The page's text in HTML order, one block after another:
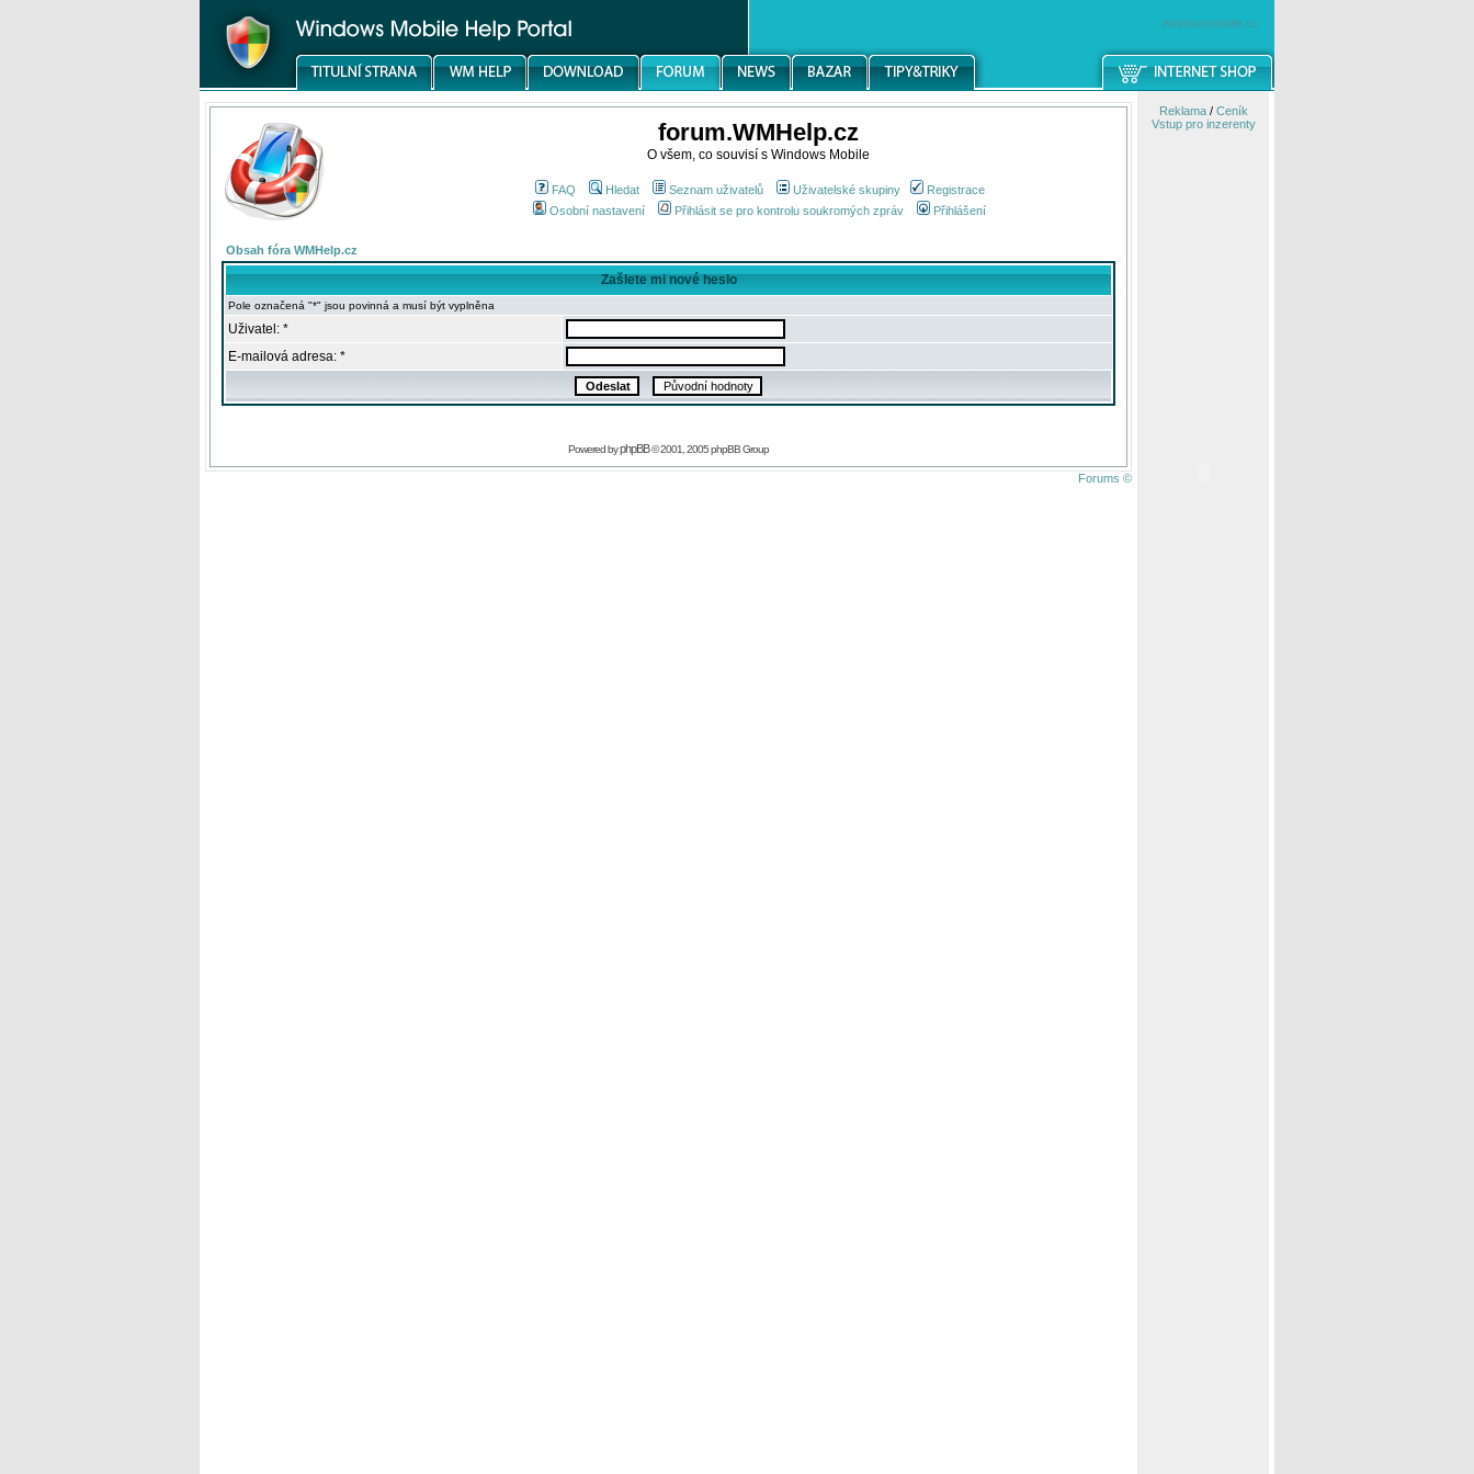
windowsmobile.cz
forum.WMHelp.cz
O všem, co souvisí s Windows Mobile
FAQ Hledat Seznam uživatelů Uživatelské skupiny
Registrace
Osobní nastavení
Přihlásit se pro kontrolu soukromých zpráv Přihlášení
Obsah fóra WMHelp.cz
Zašlete mi nové heslo
Pole označená "*" jsou povinná a musí být vyplněna
Uživatel: *
E-mailová adresa: *
Powered byphpBB© 2001, 2005 phpBB Group
Forums ©
Reklama/ Ceník
Vstup pro inzerenty